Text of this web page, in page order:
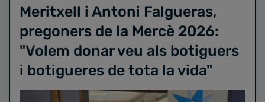
Meritxell i Antoni Falgueras,
pregoners de la Mercè 2026:
"Volem donar veu als botiguers
i botigueres de tota la vida"